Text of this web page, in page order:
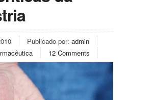
Publicado por: admin
12 Comments